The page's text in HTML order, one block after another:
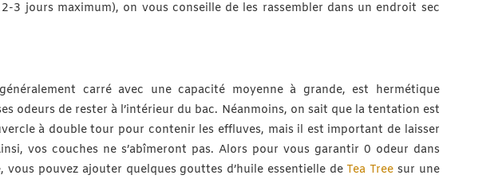
3 jours maximum), on vous conseille de les rassembler dans un endroit sec
carré avec une capacité moyenne à grande, est hermétique
odeurs de rester à l’intérieur du bac. Néanmoins, on sait que la tentation est
à double tour pour contenir les effluves, mais il est important de laisser
vos couches ne s’abîmeront pas. Alors pour vous garantir 0 odeur dans
vous pouvez ajouter quelques gouttes d’huile essentielle de Tea Tree sur une